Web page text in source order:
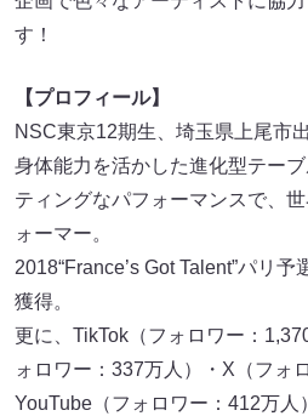
す！
NSC東京12期生、埼玉県上尾市出
身体能力を活かした進化型テー
ティングなパフォーマンスで、
ォーマー。
2018“France’s Got Talent”パリ予
獲得。
更に、TikTok（フォロワー：
ォロワー：337万人）・X（フォ
YouTube（フォロワー：412万人